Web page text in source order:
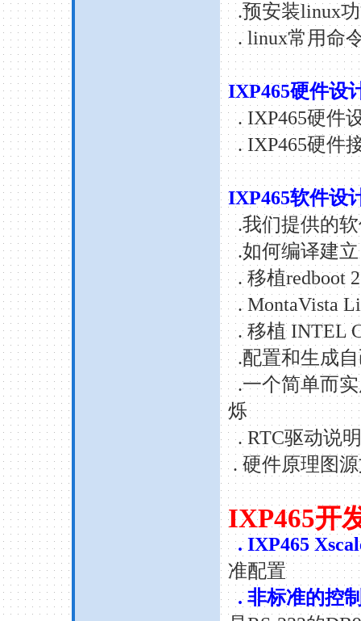
.预安装linux
. linux常用命
IXP465硬件设
. IXP465硬件
. IXP465硬件
IXP465软件设
.我们提供的
.如何编译建
.移植redboot
. MontaVista
.移植INTEL
.配置和生成
.一个简单而
烁
. RTC驱动说明
. 硬件原理图
IXP465开
. IXP465
准配置
.非标准的控